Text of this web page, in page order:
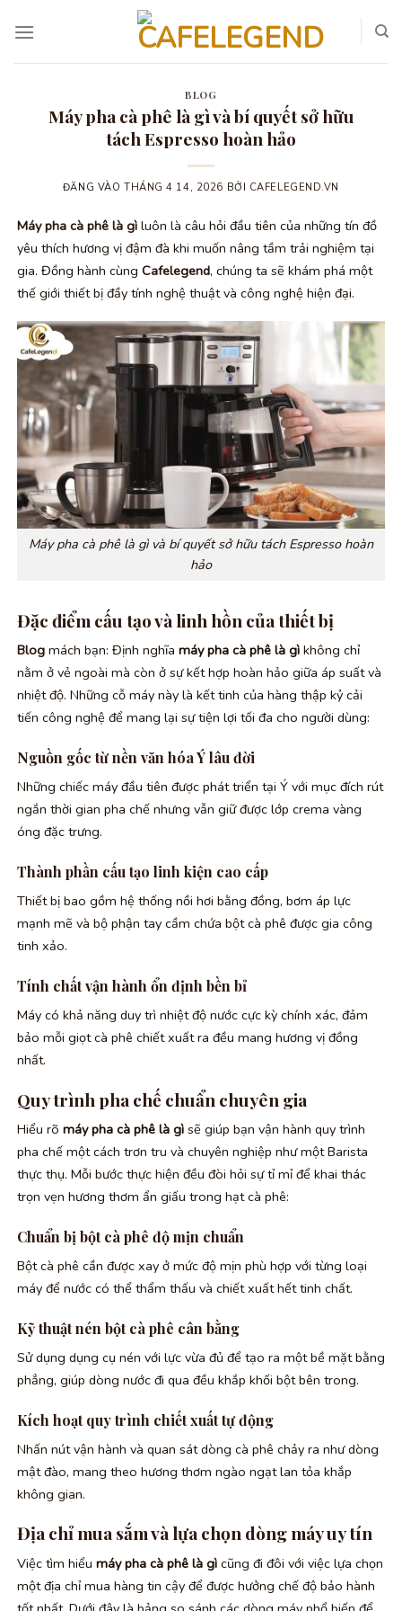
qua
BLOG
Máy pha cà phê là gì và bí quyết sở hữu
tách Espresso hoàn hảo
ĐĂNG VÀO THÁNG 4 14, 2026 BỞI CAFELEGEND.VN
Máy pha cà phê là gì luôn là câu hỏi đầu tiên của những tín đồ
yêu thích hương vị đậm đà khi muốn nâng tầm trải nghiệm tại
gia. Đồng hành cùng Cafelegend, chúng ta sẽ khám phá một
thế giới thiết bị đầy tính nghệ thuật và công nghệ hiện đại.
Máy pha cà phê là gì và bí quyết sở hữu tách Espresso hoàn
hảo
Đặc điểm cấu tạo và linh hồn của thiết bị
Blog mách bạn: Định nghĩa máy pha cà phê là gì không chỉ
nằm ở vẻ ngoài mà còn ở sự kết hợp hoàn hảo giữa áp suất và
nhiệt độ. Những cỗ máy này là kết tinh của hàng thập kỷ cải
tiến công nghệ để mang lại sự tiện lợi tối đa cho người dùng:
Nguồn gốc từ nền văn hóa Ý lâu đời
Những chiếc máy đầu tiên được phát triển tại Ý với mục đích rút
ngắn thời gian pha chế nhưng vẫn giữ được lớp crema vàng
óng đặc trưng.
Thành phần cấu tạo linh kiện cao cấp
Thiết bị bao gồm hệ thống nồi hơi bằng đồng, bơm áp lực
mạnh mẽ và bộ phận tay cầm chứa bột cà phê được gia công
tinh xảo.
Tính chất vận hành ổn định bền bỉ
Máy có khả năng duy trì nhiệt độ nước cực kỳ chính xác, đảm
bảo mỗi giọt cà phê chiết xuất ra đều mang hương vị đồng
nhất.
Quy trình pha chế chuẩn chuyên gia
Hiểu rõ máy pha cà phê là gì sẽ giúp bạn vận hành quy trình
pha chế một cách trơn tru và chuyên nghiệp như một Barista
thực thụ. Mỗi bước thực hiện đều đòi hỏi sự tỉ mỉ để khai thác
trọn vẹn hương thơm ẩn giấu trong hạt cà phê:
Chuẩn bị bột cà phê độ mịn chuẩn
Bột cà phê cần được xay ở mức độ mịn phù hợp với từng loại
máy để nước có thể thẩm thấu và chiết xuất hết tinh chất.
Kỹ thuật nén bột cà phê cân bằng
Sử dụng dụng cụ nén với lực vừa đủ để tạo ra một bề mặt bằng
phẳng, giúp dòng nước đi qua đều khắp khối bột bên trong.
Kích hoạt quy trình chiết xuất tự động
Nhấn nút vận hành và quan sát dòng cà phê chảy ra như dòng
mật đào, mang theo hương thơm ngào ngạt lan tỏa khắp
không gian.
Địa chỉ mua sắm và lựa chọn dòng máy uy tín
Việc tìm hiểu máy pha cà phê là gì cũng đi đôi với việc lựa chọn
một địa chỉ mua hàng tin cậy để được hưởng chế độ bảo hành